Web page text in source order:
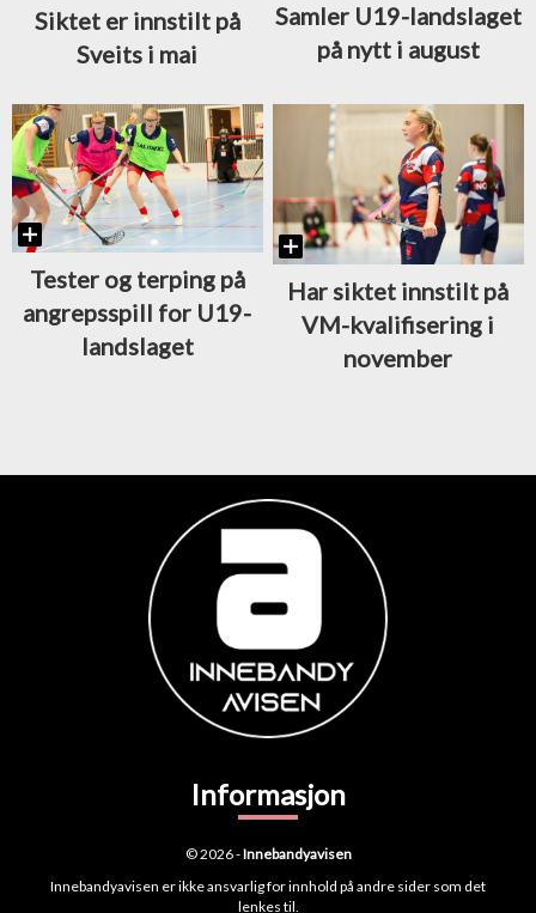
Siktet er innstilt på
Sveits i mai
Samler U19-landslaget
på nytt i august
Tester og terping på
angrepsspill for U19-
landslaget
Har siktet innstilt på
VM-kvalifisering i
november
Informasjon
© 2026 -Innebandyavisen
Innebandyavisen er ikke ansvarlig for innhold på andre sider som det
lenkes til.